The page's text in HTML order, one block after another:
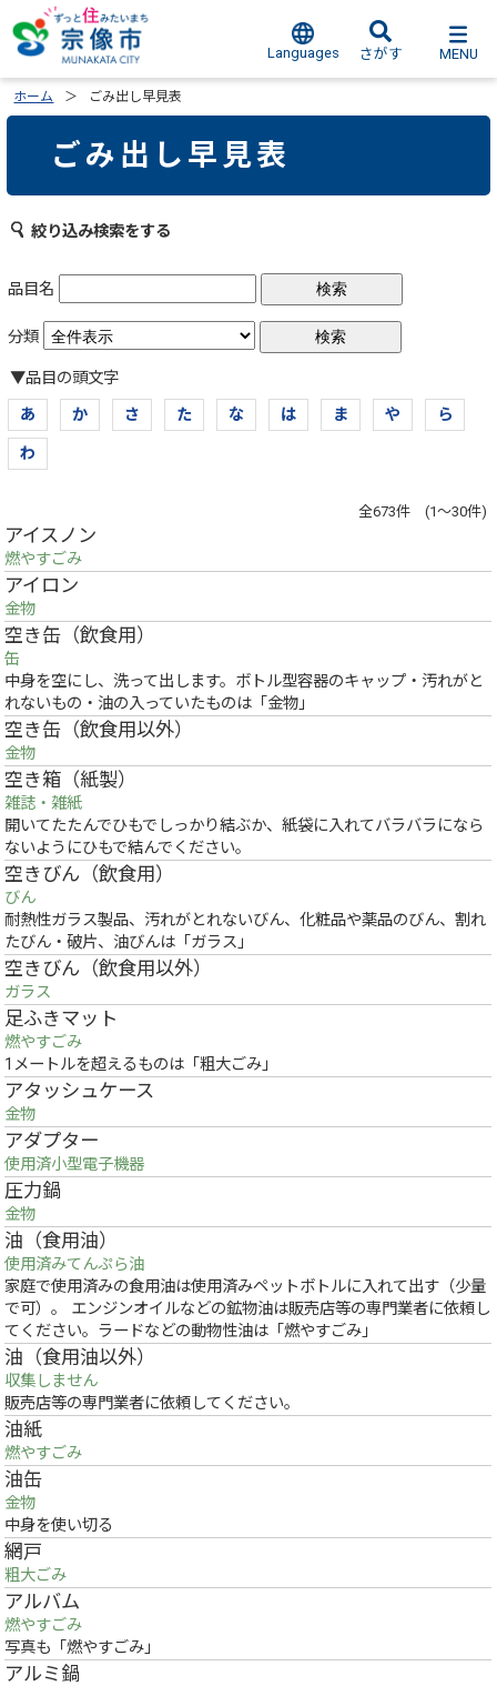
Languages さがす MENU
ホーム ごみ出し早見表
ごみ出し早見表
絞り込み検索をする
品目名
分類
▼品目の頭文字
あ
か さ た な は ま や ら
わ
全673件 (1～30件)
アイスノン
燃やすごみ
アイロン
金物
空き缶（飲食用）
缶
中身を空にし、洗って出します。ボトル型容器のキャップ・汚れがと
れないもの・油の入っていたものは「金物」
空き缶（飲食用以外）
金物
空き箱（紙製）
雑誌・雑紙
開いてたたんでひもでしっかり結ぶか、紙袋に入れてバラバラになら
ないようにひもで結んでください。
空きびん（飲食用）
びん
耐熱性ガラス製品、汚れがとれないびん、化粧品や薬品のびん、割れ
たびん・破片、油びんは「ガラス」
空きびん（飲食用以外）
ガラス
足ふきマット
燃やすごみ
1メートルを超えるものは「粗大ごみ」
アタッシュケース
金物
アダプター
使用済小型電子機器
圧力鍋
金物
油（食用油）
使用済みてんぷら油
家庭で使用済みの食用油は使用済みペットボトルに入れて出す（少量
で可）。 エンジンオイルなどの鉱物油は販売店等の専門業者に依頼し
てください。ラードなどの動物性油は「燃やすごみ」
油（食用油以外）
収集しません
販売店等の専門業者に依頼してください。
油紙
燃やすごみ
油缶
金物
中身を使い切る
網戸
粗大ごみ
アルバム
燃やすごみ
写真も「燃やすごみ」
アルミ鍋